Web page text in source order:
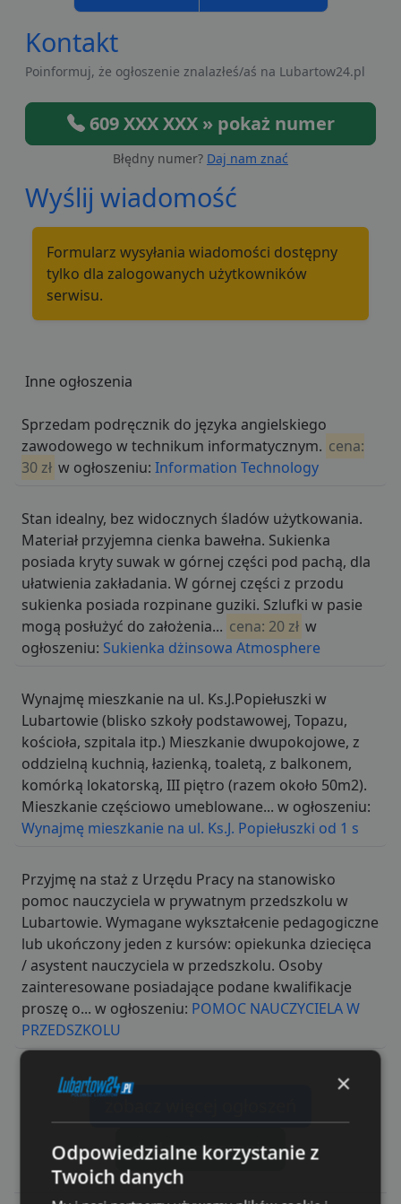
Kontakt
Poinformuj, że ogłoszenie znalazłeś/aś na Lubartow24.pl
609 XXX XXX » pokaż numer
Błędny numer? Daj nam znać
Wyślij wiadomość
Formularz wysyłania wiadomości dostępny
tylko dla zalogowanych użytkowników
serwisu.
Inne ogłoszenia
Sprzedam podręcznik do języka angielskiego
zawodowego w technikum informatycznym. cena:
30 zł w ogłoszeniu: Information Technology
Stan idealny, bez widocznych śladów użytkowania.
Materiał przyjemna cienka bawełna. Sukienka
posiada kryty suwak w górnej części pod pachą, dla
ułatwienia zakładania. W górnej części z przodu
sukienka posiada rozpinane guziki. Szlufki w pasie
mogą posłużyć do założenia... cena: 20 zł w
ogłoszeniu: Sukienka dżinsowa Atmosphere
Wynajmę mieszkanie na ul. Ks.J.Popiełuszki w
Lubartowie (blisko szkoły podstawowej, Topazu,
kościoła, szpitala itp.) Mieszkanie dwupokojowe, z
oddzielną kuchnią, łazienką, toaletą, z balkonem,
komórką lokatorską, III piętro (razem około 50m2).
Mieszkanie częściowo umeblowane... w ogłoszeniu:
Wynajmę mieszkanie na ul. Ks.J. Popiełuszki od 1 s
Przyjmę na staż z Urzędu Pracy na stanowisko
pomoc nauczyciela w prywatnym przedszkolu w
Lubartowie. Wymagane wykształcenie pedagogiczne
lub ukończony jeden z kursów: opiekunka dziecięca
/ asystent nauczyciela w przedszkolu. Osoby
zainteresowane posiadające podane kwalifikacje
proszę o... w ogłoszeniu: POMOC NAUCZYCIELA W
PRZEDSZKOLU
dodaj ogłoszenie
×
Odpowiedzialne korzystanie z
Twoich danych